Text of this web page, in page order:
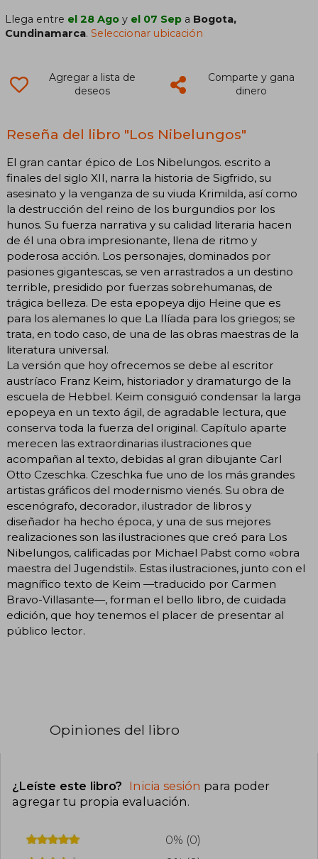
Llega entre el 28 Ago y el 07 Sep a Bogota,
Cundinamarca.Seleccionar ubicación
Agregar a lista de
deseos
Comparte y gana
dinero
Reseña del libro "Los Nibelungos"
El gran cantar épico de Los Nibelungos. escrito a
finales del siglo XII, narra la historia de Sigfrido, su
asesinato y la venganza de su viuda Krimilda, así como
la destrucción del reino de los burgundios por los
hunos. Su fuerza narrativa y su calidad literaria hacen
de él una obra impresionante, llena de ritmo y
poderosa acción. Los personajes, dominados por
pasiones gigantescas, se ven arrastrados a un destino
terrible, presidido por fuerzas sobrehumanas, de
trágica belleza. De esta epopeya dijo Heine que es
para los alemanes lo que La Ilíada para los griegos; se
trata, en todo caso, de una de las obras maestras de la
literatura universal.
La versión que hoy ofrecemos se debe al escritor
austríaco Franz Keim, historiador y dramaturgo de la
escuela de Hebbel. Keim consiguió condensar la larga
epopeya en un texto ágil, de agradable lectura, que
conserva toda la fuerza del original. Capítulo aparte
merecen las extraordinarias ilustraciones que
acompañan al texto, debidas al gran dibujante Carl
Otto Czeschka. Czeschka fue uno de los más grandes
artistas gráficos del modernismo vienés. Su obra de
escenógrafo, decorador, ilustrador de libros y
diseñador ha hecho época, y una de sus mejores
realizaciones son las ilustraciones que creó para Los
Nibelungos, calificadas por Michael Pabst como «obra
maestra del Jugendstil». Estas ilustraciones, junto con el
magnífico texto de Keim —traducido por Carmen
Bravo-Villasante—, forman el bello libro, de cuidada
edición, que hoy tenemos el placer de presentar al
público lector.
Opiniones del libro
¿Leíste este libro? Inicia sesión para poder
agregar tu propia evaluación.
0% (0)